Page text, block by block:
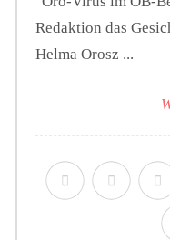
Redaktion das
Helma Orosz ...